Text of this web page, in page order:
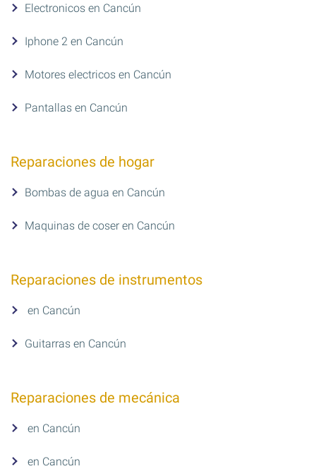
Electronicos en Cancún
Iphone 2 en Cancún
Motores electricos en Cancún
Pantallas en Cancún
Reparaciones de hogar
Bombas de agua en Cancún
Maquinas de coser en Cancún
Reparaciones de instrumentos
en Cancún
Guitarras en Cancún
Reparaciones de mecánica
en Cancún
en Cancún